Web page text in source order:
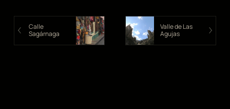
Calle
Sagárnaga
Valle de Las
Agujas